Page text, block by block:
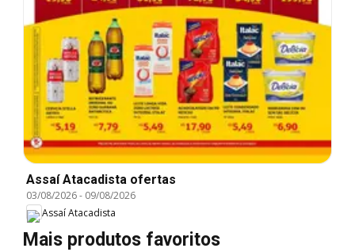
Assaí Atacadista ofertas
03/08/2026- 09/08/2026
Assaí Atacadista
Mais produtos favoritos